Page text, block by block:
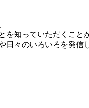
を知っていただくこと
々のいろいろを発信